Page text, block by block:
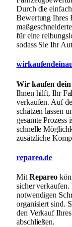
Durch die
Bewertung Ihres
für eine
sodass Sie Ihr
Wir kaufen
Ihnen hilft, Ihr
verkaufen. Auf
schätzen lassen
gesamte Prozess
schnelle
zusätzliche
repareo.de
Mit Repareo
sicher verkaufen.
notwendigen
organisiert sind.
den Verkauf
abschließen.